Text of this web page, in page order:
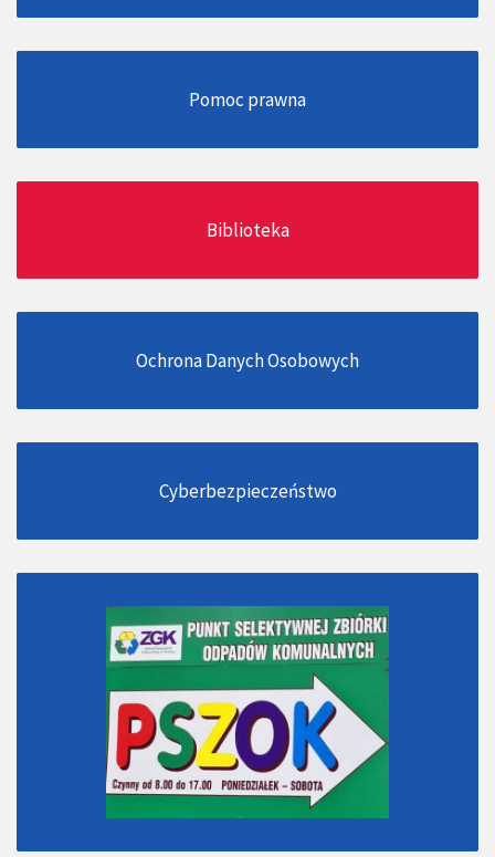
Pomoc prawna
Biblioteka
Ochrona Danych Osobowych
Cyberbezpieczeństwo